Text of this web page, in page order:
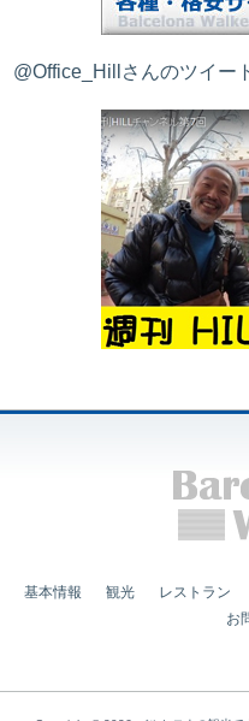
@Office_Hillさんのツイー
基本情報 観光 レストラン
お